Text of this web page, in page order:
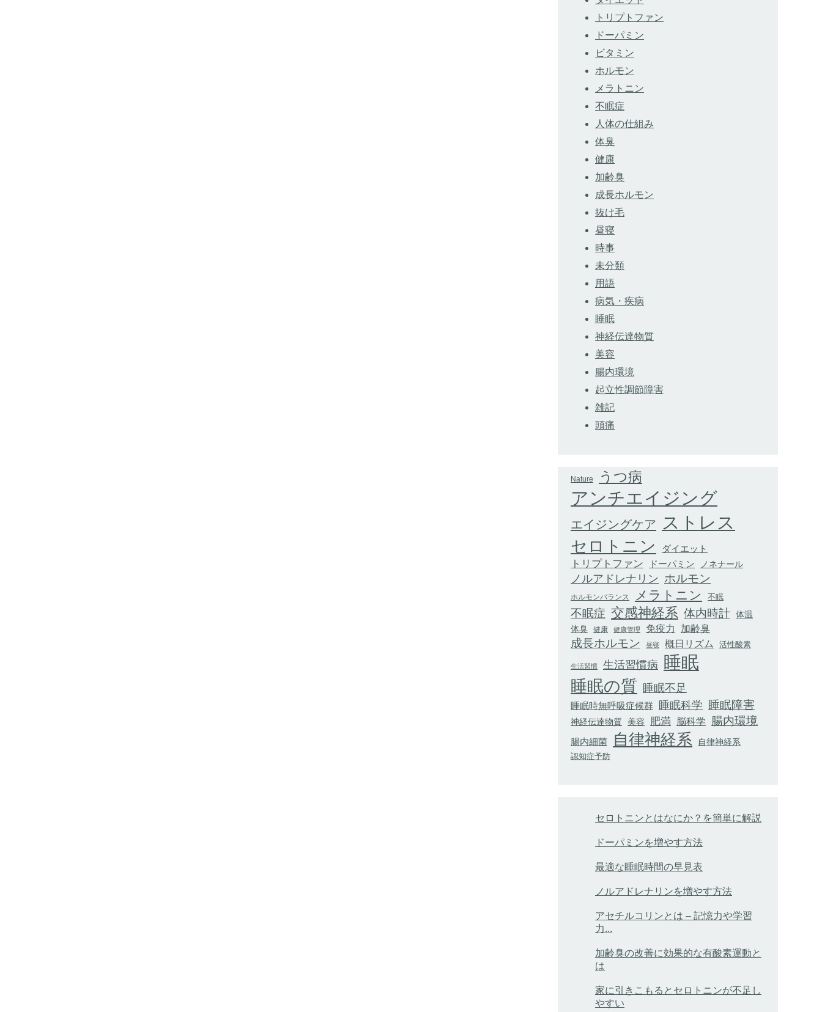
トリプトファン
ドーパミン
ビタミン
ホルモン
メラトニン
不眠症
人体の仕組み
体臭
健康
加齢臭
成長ホルモン
抜け毛
昼寝
時事
未分類
用語
病気・疾病
睡眠
神経伝達物質
美容
腸内環境
起立性調節障害
雑記
頭痛
Nature うつ病
アンチエイジング
エイジングケア ストレス
セロトニン ダイエット
トリプトファン ドーパミン ノネナール
ノルアドレナリン ホルモン
ホルモンバランス メラトニン 不眠
不眠症 交感神経系 体内時計 体温
体臭 健康 健康管理 免疫力 加齢臭
成長ホルモン 昼寝 概日リズム 活性酸素
生活習慣 生活習慣病 睡眠
睡眠の質 睡眠不足
睡眠時無呼吸症候群 睡眠科学 睡眠障害
神経伝達物質 美容 肥満 脳科学 腸内環境
腸内細菌 自律神経系 自律神経系
認知症予防
セロトニンとはなにか？を簡単に解説
ドーパミンを増やす方法
最適な睡眠時間の早見表
ノルアドレナリンを増やす方法
アセチルコリンとは – 記憶力や学習
力...
加齢臭の改善に効果的な有酸素運動と
は
家に引きこもるとセロトニンが不足し
やすい